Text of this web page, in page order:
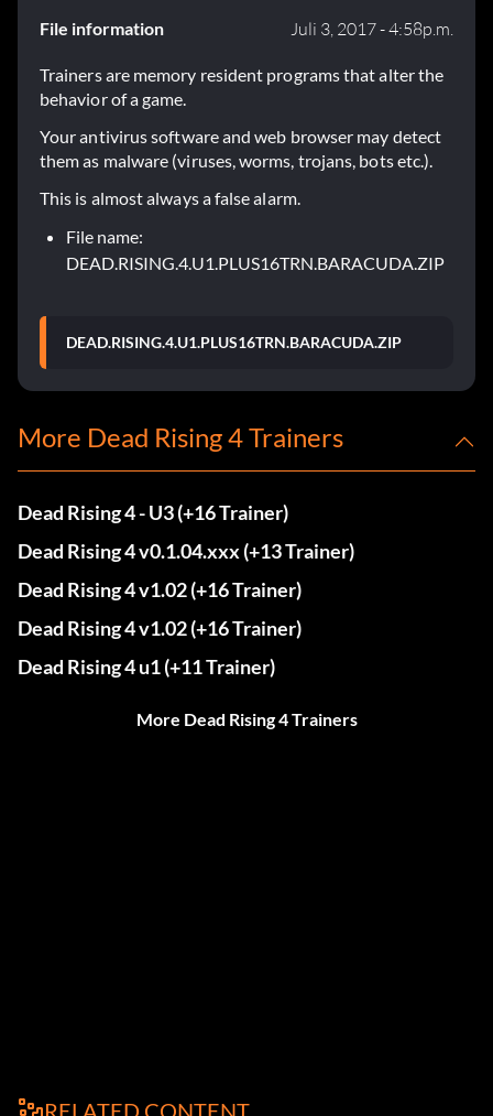
File information Juli 3, 2017 - 4:58p.m.
Trainers are memory resident programs that alter the
behavior of a game.
Your antivirus software and web browser may detect
them as malware (viruses, worms, trojans, bots etc.).
This is almost always a false alarm.
File name:
DEAD.RISING.4.U1.PLUS16TRN.BARACUDA.ZIP
DEAD.RISING.4.U1.PLUS16TRN.BARACUDA.ZIP
More Dead Rising 4 Trainers
Dead Rising 4 - U3 (+16 Trainer)
Dead Rising 4 v0.1.04.xxx (+13 Trainer)
Dead Rising 4 v1.02 (+16 Trainer)
Dead Rising 4 v1.02 (+16 Trainer)
Dead Rising 4 u1 (+11 Trainer)
More Dead Rising 4 Trainers
RELATED CONTENT